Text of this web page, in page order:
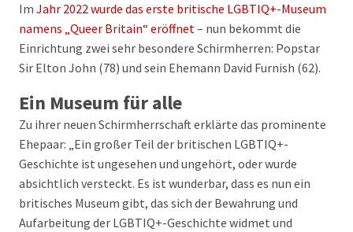
Im Jahr 2022 wurde das erste britische LGBTIQ+-Museum
namens „Queer Britain“ eröffnet– nun bekommt die
Einrichtung zwei sehr besondere Schirmherren: Popstar
Sir Elton John (78) und sein Ehemann David Furnish (62).
Ein Museum für alle
Zu ihrer neuen Schirmherrschaft erklärte das prominente
Ehepaar: „Ein großer Teil der britischen LGBTIQ+-
Geschichte ist ungesehen und ungehört, oder wurde
absichtlich versteckt. Es ist wunderbar, dass es nun ein
britisches Museum gibt, das sich der Bewahrung und
Aufarbeitung der LGBTIQ+-Geschichte widmet und